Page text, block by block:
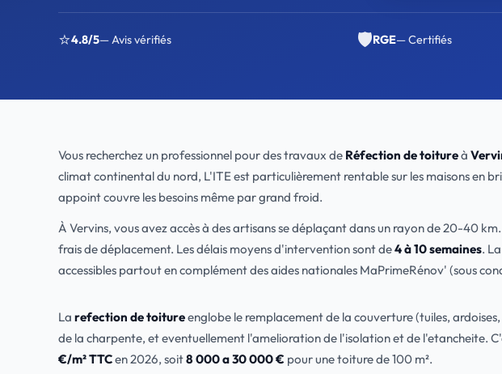
⭐4.8/5— Avis vérifiés 🛡️RGE— Certifiés
Vous recherchez un professionnel pour des travaux de Réfection de toitureà
climat continental du nord, L'ITE est particulièrement rentable sur les maisons en
appoint couvre les besoins même par grand froid.
À Vervins, vous avez accès à des artisans se déplaçant dans un rayon de 20-40
frais de déplacement. Les délais moyens d'intervention sont de4 à 10 semaines.
accessibles partout en complément des aides nationales MaPrimeRénov' (sous
La refection de toitureenglobe le remplacement de la couverture (tuiles,
de la charpente, et eventuellement l'amelioration de l'isolation et de l'etancheite.
€/m² TTCen 2026, soit8 000 a 30 000 € pour une toiture de 100 m².